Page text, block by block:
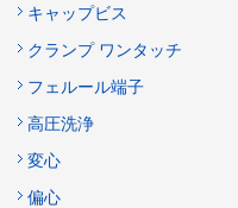
キャップビス
クランプ ワンタッチ
フェルール端子
高圧洗浄
変心
偏心